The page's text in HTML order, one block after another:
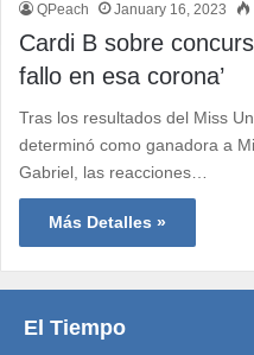
QPeach January 16, 2023
Cardi B sobre
fallo en esa corona’
Tras los resultados del Miss
determinó como ganadora a
Gabriel, las reacciones…
Más Detalles »
El Tiempo